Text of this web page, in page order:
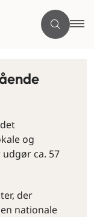
og
ca. 57
der
nationale